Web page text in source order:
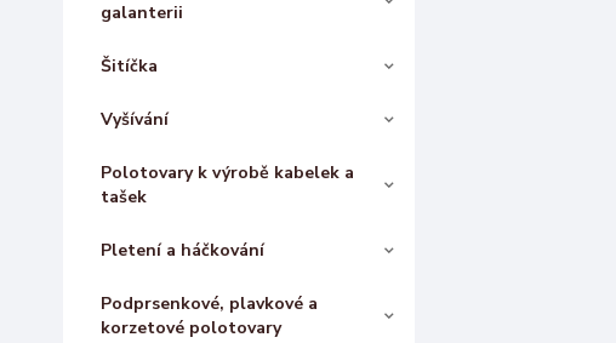
galanterii
Šitíčka
Vyšívání
Polotovary k výrobě kabelek a
tašek
Pletení a háčkování
Podprsenkové, plavkové a
korzetové polotovary